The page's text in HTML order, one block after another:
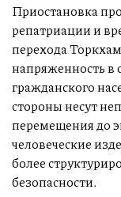
Приостановка
репатриации и
перехода
напряженность в
гражданского
стороны несут
перемещения до
человеческие
более
безопасности.